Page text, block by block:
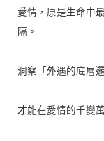
愛情，原是生命中
隔。
洞察「外遇的底層
才能在愛情的千變